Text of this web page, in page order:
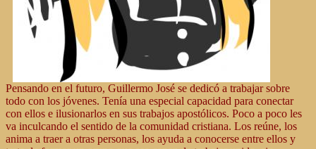
Pensando en el futuro, Guillermo José se dedicó a trabajar sobre
todo con los jóvenes. Tenía una especial capacidad para conectar
con ellos e ilusionarlos en sus trabajos apostólicos. Poco a poco les
va inculcando el sentido de la comunidad cristiana. Los reúne, los
anima a traer a otras personas, los ayuda a conocerse entre ellos y